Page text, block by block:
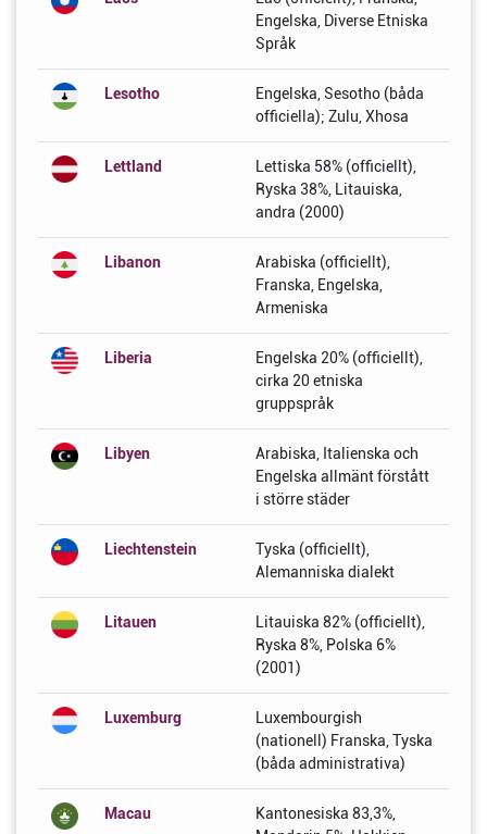
Engelska, Diverse Etniska
Språk
Lesotho
Engelska, Sesotho (båda
officiella); Zulu, Xhosa
Lettland
Lettiska 58% (officiellt),
Ryska 38%, Litauiska,
andra (2000)
Libanon
Arabiska (officiellt),
Franska, Engelska,
Armeniska
Liberia
Engelska 20% (officiellt),
cirka 20 etniska
gruppspråk
Libyen
Arabiska, Italienska och
Engelska allmänt förstått
i större städer
Liechtenstein
Tyska (officiellt),
Alemanniska dialekt
Litauen
Litauiska 82% (officiellt),
Ryska 8%, Polska 6%
(2001)
Luxemburg
Luxembourgish
(nationell) Franska, Tyska
(båda administrativa)
Macau
Kantonesiska 83,3%,